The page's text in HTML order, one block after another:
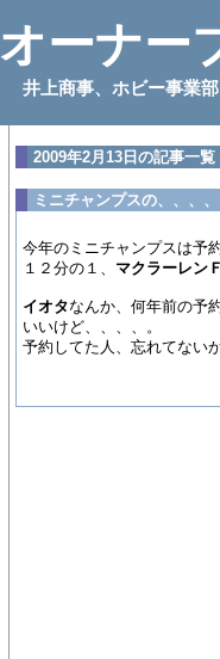
オーナー
井上商事、ホビー事業部
2009年2月13日の記事一覧
ミニチャンプスの、、、、
今年のミニチャンプスは予
１２分の１、 マクラーレン
イオタなんか、何年前の予
いいけど、、、、。
予約してた人、忘れてない